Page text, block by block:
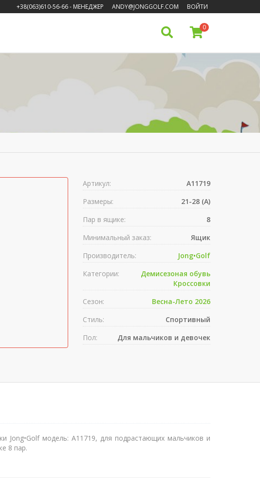
+38(063)610-56-66- МЕНЕДЖЕР ANDY@JONGGOLF.COM ВОЙТИ
0
Артикул:
A11719
Размеры:
21-28 (A)
Пар в ящике:
8
Минимальный заказ:
Ящик
Производитель:
Jong•Golf
Категории:
Демисезоная обувь
Кроссовки
Сезон:
Весна-Лето 2026
Стиль:
Спортивный
Пол:
Для мальчиков и девочек
Jong•Golf модель: A11719, для подрастающих мальчиков и
8 пар.